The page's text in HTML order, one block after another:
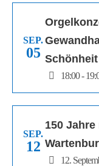
SEP.
05 Schönheit
18:00 -
SEP.
12
150
12.